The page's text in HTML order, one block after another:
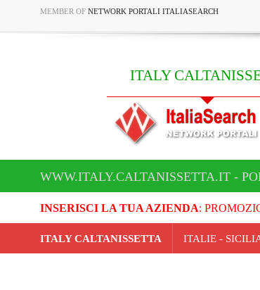
MEMBER OF NETWORK PORTALI ITALIASEARCH
ITALY
WWW.ITALY.CALTANISSETTA.IT -
INSERISCI LA TUA AZIENDA:
ITALY CALTANISSETTA ITALIE -